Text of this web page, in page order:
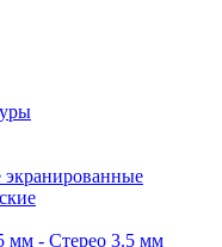
- Стерео 3.5 мм